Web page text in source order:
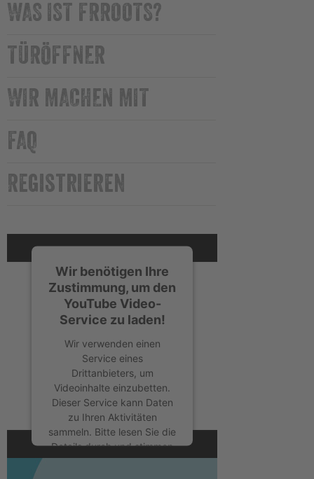
WAS IST FRROOTS?
TÜRÖFFNER
WIR MACHEN MIT
FAQ
Registrieren
Wir benötigen Ihre
Zustimmung, um den
YouTube Video-
Service zu laden!
Wir verwenden einen
Service eines
Drittanbieters, um
Videoinhalte einzubetten.
Dieser Service kann Daten
zu Ihren Aktivitäten
sammeln. Bitte lesen Sie die
Details durch und stimmen
Sie der Nutzung des